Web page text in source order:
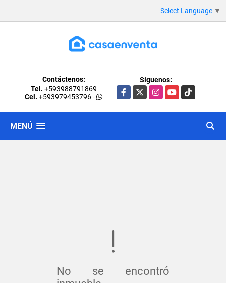
Select Language ▼
Contáctenos:
Tel. +593988791869
Cel. +593979453796-
Síguenos:
Facebook
X InstagramYouTubeTikTok
MENÚ
No se encontró